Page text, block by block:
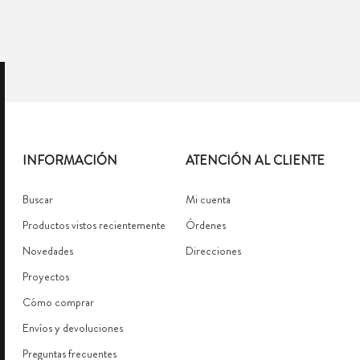
INFORMACIÓN
Buscar
Productos vistos recientemente
Novedades
Proyectos
Cómo comprar
Envíos y devoluciones
Preguntas frecuentes
ATENCIÓN AL CLIENTE
Mi cuenta
Órdenes
Direcciones